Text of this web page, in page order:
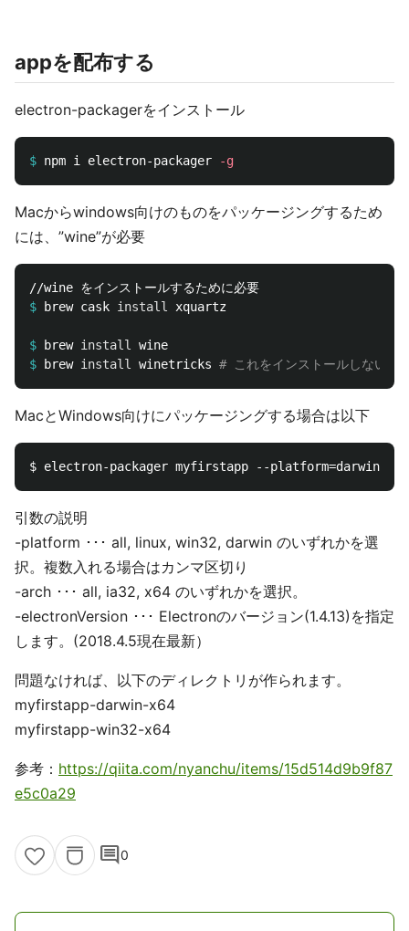
appを配布する
electron-packagerをインストール
$ npm i electron-packager -g
Macからwindows向けのものをパッケージングするため
には、”wine”が必要
$
brew cask install
$ brew install
$
brew install winetricks # これをインストールしないと
MacとWindows向けにパッケージングする場合は以下
引数の説明
-platform ･･･ all, linux, win32, darwin のいずれかを選
択。複数入れる場合はカンマ区切り
-arch ･･･ all, ia32, x64 のいずれかを選択。
-electronVersion ･･･ Electronのバージョン(1.4.13)を指定
します。(2018.4.5現在最新）
問題なければ、以下のディレクトリが作られます。
myfirstapp-darwin-x64
myfirstapp-win32-x64
参考： https://qiita.com/nyanchu/items/15d514d9b9f87
e5c0a29
comment0